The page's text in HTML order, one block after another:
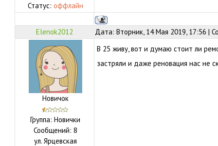
Статус: оффлайн
Elenok2012 Дата: Вторник, 14 Мая 2019, 17:56 |
Новичок
Группа: Новички
Сообщений: 8
ул. Ярцевская
В 25 живу, вот и думаю стоит ли
застряли и даже реновация нас не